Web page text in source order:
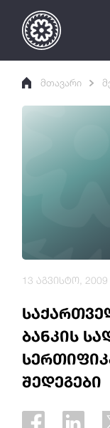
მთავარი
ბანკის
შედეგები
13 აგვისტო, 2009